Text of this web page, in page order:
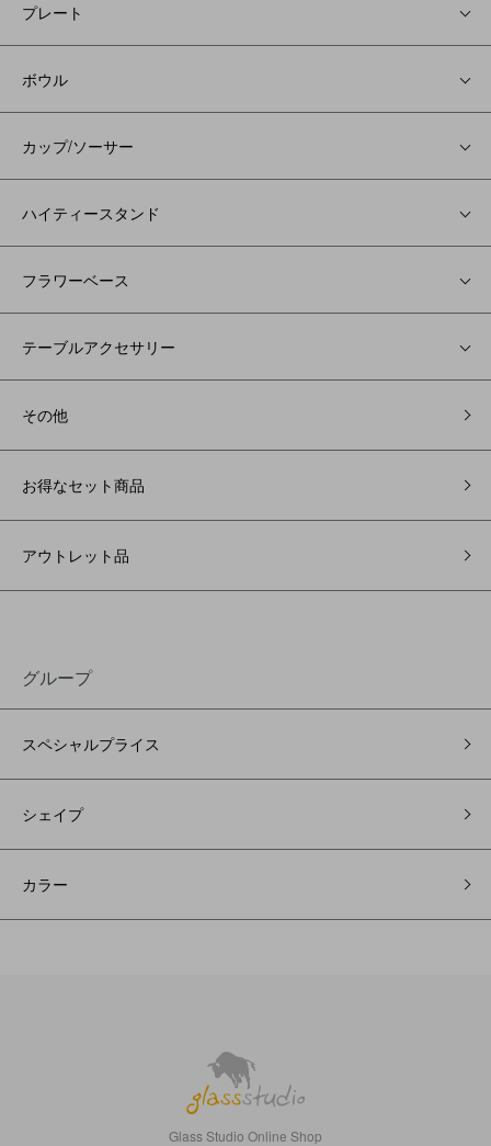
プレート
ボウル
カップ/ソーサー
ハイティースタンド
フラワーベース
テーブルアクセサリー
その他
お得なセット商品
アウトレット品
グループ
スペシャルプライス
シェイプ
カラー
Glass Studio Online Shop